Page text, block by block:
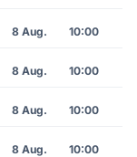
8 Aug. 10:00
8 Aug. 10:00
8 Aug. 10:00
8 Aug. 10:00